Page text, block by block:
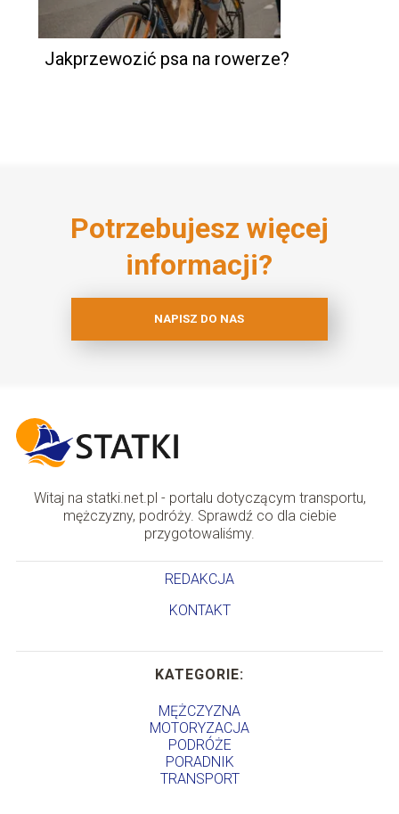
Jakprzewozić psa na rowerze?
Potrzebujesz więcej
informacji?
NAPISZ DO NAS
Witaj na statki.net.pl - portalu dotyczącym transportu,
mężczyzny, podróży. Sprawdź co dla ciebie
przygotowaliśmy.
REDAKCJA
KONTAKT
KATEGORIE:
MĘŻCZYZNA
MOTORYZACJA
PODRÓŻE
PORADNIK
TRANSPORT